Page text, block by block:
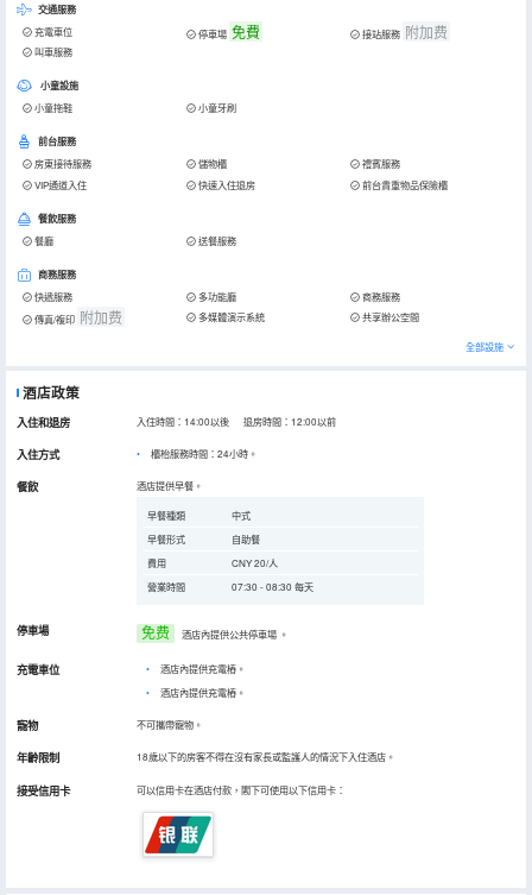
交通服務
充電車位 停車場 免費 接站服務 附加费
叫車服務
小童設施
小童拖鞋 小童牙刷
前台服務
房東接待服務 儲物櫃
禮賓服務
VIP通道入住
快速入住退房 前台貴重物品保險櫃
餐飲服務
餐廳 送餐服務
商務服務
快遞服務 多功能廳
商務服務
傳真/複印 附加费 多媒體演示系統 共享辦公空間
全部設施
酒店政策
入住和退房 入住時間：14:00以後 退房時間：12:00以前
入住方式 櫃枱服務時間：24小時。
餐飲 酒店提供早餐。
早餐種類
中式
早餐形式
自助餐
費用
CNY 20/人
營業時間
07:30 - 08:30 每天
停車場 免费 酒店內提供公共停車場 。
充電車位 •
酒店內提供充電樁。
•
酒店內提供充電樁。
寵物 不可攜帶寵物。
年齡限制 18歲以下的房客不得在沒有家長或監護人的情況下入住酒店。
接受信用卡 可以信用卡在酒店付款，閣下可使用以下信用卡：